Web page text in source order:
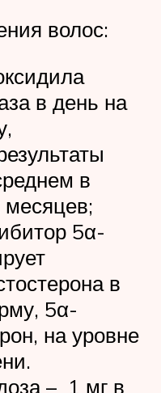
волос:
в день на
в
месяцев;
5α-
в
5α-
на уровне
– 1 мг в